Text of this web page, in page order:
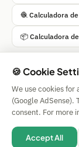
🧶 Calculadora
📦 Calculadora
🍪 Cookie
We use cookies for
(Google AdSense).
consent. For more
Accept All